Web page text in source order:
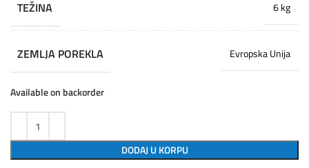
TEŽINA 6 kg
ZEMLJA POREKLA Evropska Unija
Available on backorder
DODAJ U KORPU